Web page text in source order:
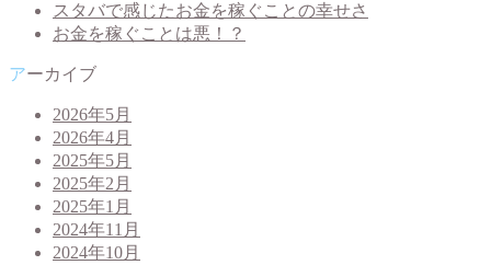
スタバで感じたお金を稼ぐことの幸せさ
お金を稼ぐことは悪！？
アーカイブ
2026年5月
2026年4月
2025年5月
2025年2月
2025年1月
2024年11月
2024年10月